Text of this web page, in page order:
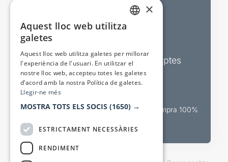
Sortejos exclusius
Butlletins d’actualitat i descomptes
Valora espectacles
Canal oficial de venda teatral Compra 100%
×
Aquest lloc web utilitza
galetes
Aquest lloc web utilitza galetes per millorar
l'experiència de l'usuari. En utilitzar el
nostre lloc web, accepteu totes les galetes
d’acord amb la nostra Política de galetes.
Llegir-ne més
MOSTRA TOTS ELS SOCIS (1650) →
ESTRICTAMENT NECESSÀRIES
RENDIMENT